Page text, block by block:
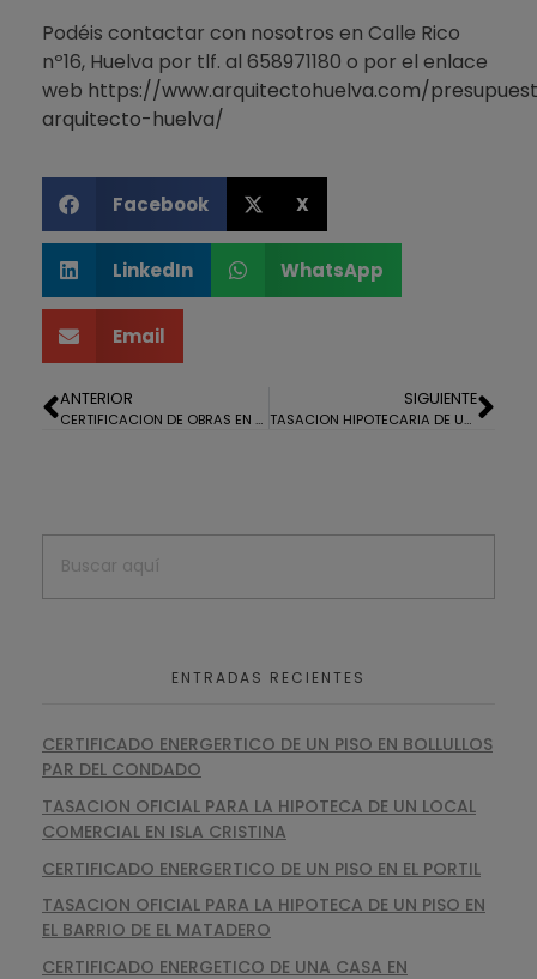
Podéis contactar con nosotros en Calle Rico
nº16, Huelva por tlf. al 658971180 o por el enlace
web https://www.arquitectohuelva.com/
arquitecto-huelva/
Facebook X
LinkedIn WhatsApp
Email
ANTERIOR
CERTIFICACION DE OBRAS EN ROCIANA DEL CONDADO
SIGUIENTE
TASACION HIPOTECARIA DE UN ATICO EN LAS COLONIAS, HUELVA.
ENTRADAS RECIENTES
CERTIFICADO ENERGERTICO DE UN PISO EN BOLLULLOS
PAR DEL CONDADO
TASACION OFICIAL PARA LA HIPOTECA DE UN LOCAL
COMERCIAL EN ISLA CRISTINA
CERTIFICADO ENERGERTICO DE UN PISO EN EL PORTIL
TASACION OFICIAL PARA LA HIPOTECA DE UN PISO EN
EL BARRIO DE EL MATADERO
CERTIFICADO ENERGETICO DE UNA CASA EN